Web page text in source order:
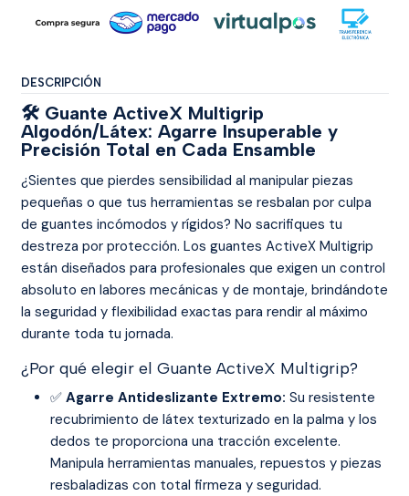
DESCRIPCIÓN
🛠️ Guante ActiveX Multigrip
Algodón/Látex: Agarre Insuperable y
Precisión Total en Cada Ensamble
¿Sientes que pierdes sensibilidad al manipular piezas
pequeñas o que tus herramientas se resbalan por culpa
de guantes incómodos y rígidos? No sacrifiques tu
destreza por protección. Los guantes ActiveX Multigrip
están diseñados para profesionales que exigen un control
absoluto en labores mecánicas y de montaje, brindándote
la seguridad y flexibilidad exactas para rendir al máximo
durante toda tu jornada.
¿Por qué elegir el Guante ActiveX Multigrip?
✅ Agarre Antideslizante Extremo: Su resistente
recubrimiento de látex texturizado en la palma y los
dedos te proporciona una tracción excelente.
Manipula herramientas manuales, repuestos y piezas
resbaladizas con total firmeza y seguridad.